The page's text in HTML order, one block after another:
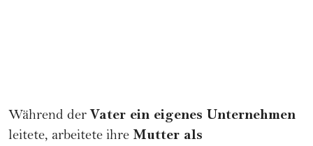
Während der Vater ein eigenes Unternehmen
leitete, arbeitete ihre Mutter als